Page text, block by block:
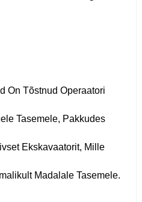
On Tõstnud Operaatori
Tasemele, Pakkudes
Ekskavaatorit, Mille
Madalale Tasemele.